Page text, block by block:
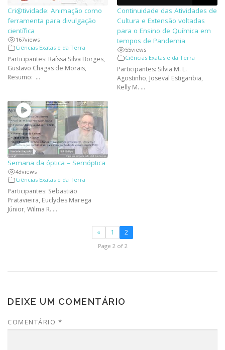
Cri@tividade: Animação como
ferramenta para divulgação
científica
167views
Ciências Exatas e da Terra
Participantes: Raíssa Silva Borges,
Gustavo Chagas de Morais,
Resumo: ...
Continuidade das Atividades de
Cultura e Extensão voltadas
para o Ensino de Química em
tempos de Pandemia
55views
Ciências Exatas e da Terra
Participantes: Silvia M. L.
Agostinho, Joseval Estigaribia,
Kelly M. ...
Semana da óptica – Semóptica
43views
Ciências Exatas e da Terra
Participantes: Sebastião
Pratavieira, Euclydes Marega
Júnior, Wilma R. ...
« 1 2
Page 2 of 2
DEIXE UM COMENTÁRIO
COMENTÁRIO *